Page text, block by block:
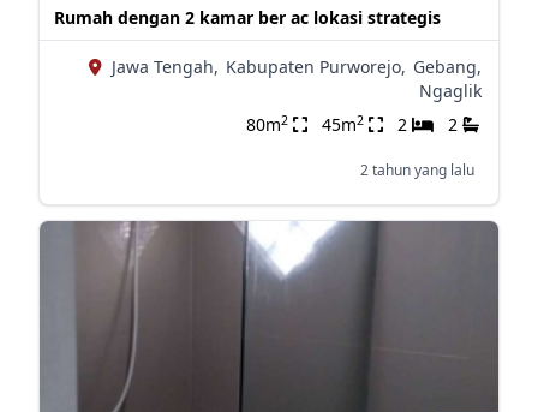
Rumah dengan 2 kamar ber ac lokasi strategis
Jawa Tengah, Kabupaten Purworejo, Gebang,
Ngaglik
80m2 45m2 2 2
2 tahun yang lalu